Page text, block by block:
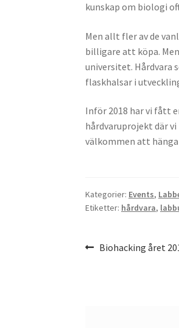
kunskap om biologi
Men allt fler av de
billigare att köpa.
universitet. Hårdvara
flaskhalsar i
Inför 2018 har vi fått
hårdvaruprojekt där
välkommen att
Kategorier: Events,
Etiketter: hårdvara,
Föregående
Biohacking året